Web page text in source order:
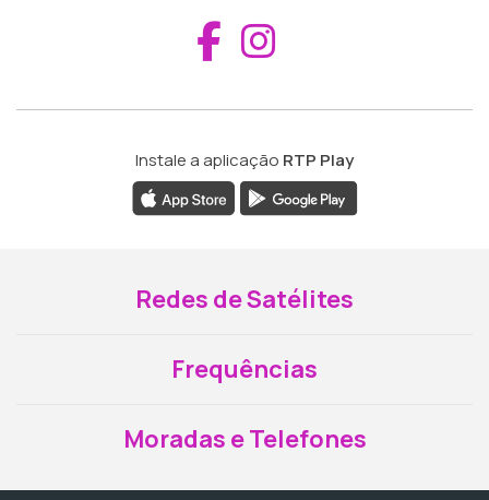
Aceder ao
Instale a aplicação RTP Play
Redes de Satélites
Frequências
Moradas e Telefones